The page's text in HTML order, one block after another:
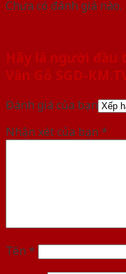
Chưa có đánh giá nào.
Hãy là người đầu
Vân Gỗ SGD-
Đánh giá của bạn
Nhận xét của bạn *
Tên *